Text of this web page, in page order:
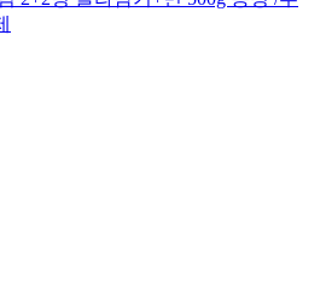
2+2병 골라담기+면 500g 증정 /투